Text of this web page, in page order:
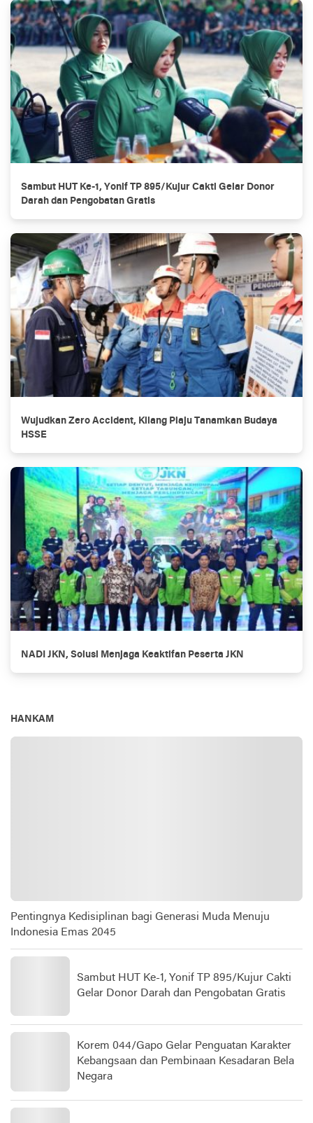
Sambut HUT Ke-1, Yonif TP 895/Kujur Cakti Gelar Donor
Darah dan Pengobatan Gratis
Wujudkan Zero Accident, Kilang Plaju Tanamkan Budaya
HSSE
NADI JKN, Solusi Menjaga Keaktifan Peserta JKN
HANKAM
Pentingnya Kedisiplinan bagi Generasi Muda Menuju
Indonesia Emas 2045
Sambut HUT Ke-1, Yonif TP 895/Kujur Cakti
Gelar Donor Darah dan Pengobatan Gratis
Korem 044/Gapo Gelar Penguatan Karakter
Kebangsaan dan Pembinaan Kesadaran Bela
Negara